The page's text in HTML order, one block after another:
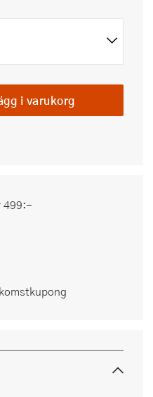
i varukorg
499:-